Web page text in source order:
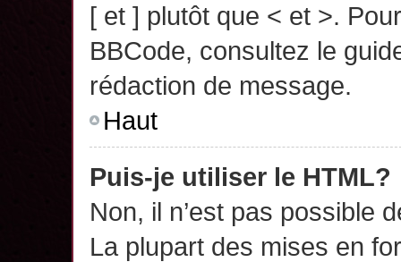
[ et ] plutôt que < et >.
BBCode, consultez le
rédaction de message.
Haut
Puis-je utiliser le HTML?
Non, il n’est pas possible
La plupart des mises en